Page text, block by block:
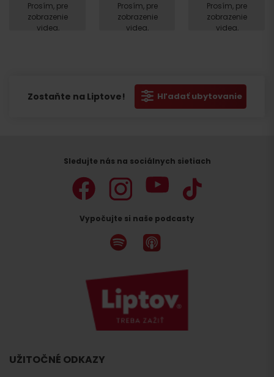
Prosím, pre
zobrazenie
videa,
Prosím, pre
zobrazenie
videa,
Prosím, pre
zobrazenie
videa,
Zostaňte na Liptove! Hľadať ubytovanie
Sledujte nás na sociálnych sietiach
Vypočujte si naše podcasty
UŽITOČNÉ ODKAZY